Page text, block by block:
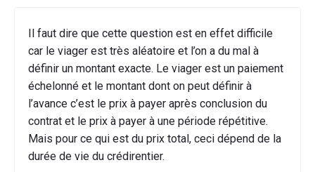
Il faut dire que cette question est en effet difficile
car le viager est très aléatoire et l’on a du mal à
définir un montant exacte. Le viager est un paiement
échelonné et le montant dont on peut définir à
l’avance c’est le prix à payer après conclusion du
contrat et le prix à payer à une période répétitive.
Mais pour ce qui est du prix total, ceci dépend de la
durée de vie du crédirentier.